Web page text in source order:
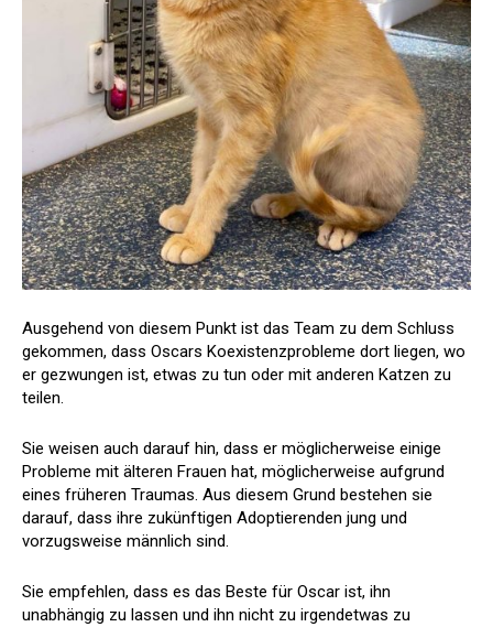
Ausgehend von diesem Punkt ist das Team zu dem Schluss
gekommen, dass Oscars Koexistenzprobleme dort liegen, wo
er gezwungen ist, etwas zu tun oder mit anderen Katzen zu
teilen.
Sie weisen auch darauf hin, dass er möglicherweise einige
Probleme mit älteren Frauen hat, möglicherweise aufgrund
eines früheren Traumas. Aus diesem Grund bestehen sie
darauf, dass ihre zukünftigen Adoptierenden jung und
vorzugsweise männlich sind.
Sie empfehlen, dass es das Beste für Oscar ist, ihn
unabhängig zu lassen und ihn nicht zu irgendetwas zu